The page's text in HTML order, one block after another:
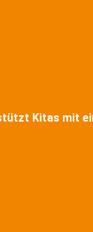
Kitas mit